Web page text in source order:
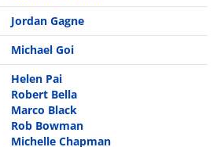
Jordan Gagne
Michael Goi
Helen Pai
Robert Bella
Marco Black
Rob Bowman
Michelle Chapman